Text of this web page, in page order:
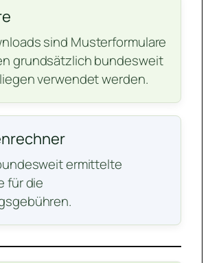
sind Musterformulare
grundsätzlich bundesweit
verwendet werden.
ermittelte
für die